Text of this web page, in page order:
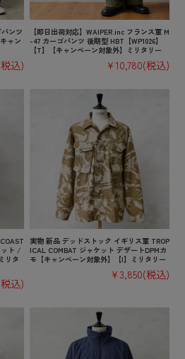
ンツ
ャン
込)
【即日出荷対応】WAIPER.inc フランス軍 M
-47 カーゴパンツ 後期型 HBT【WP1026】
【T】【キャンペーン対象外】ミリタリー
¥10,780(税込)
ット /
リタ
込)
実物 新品 デッドストック イギリス軍 TROP
ICAL COMBAT ジャケット デザートDPMカ
モ【キャンペーン対象外】【I】ミリタリー
¥3,850(税込)